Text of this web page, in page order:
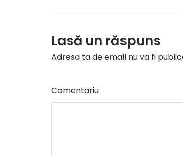
Lasă un răspuns
Adresa ta de email nu va fi
Comentariu